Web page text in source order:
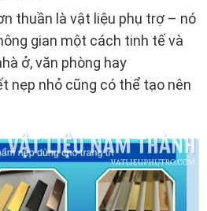
thuần là vật liệu phụ trợ – nó
gian một cách tinh tế và
ở, văn phòng hay
nẹp nhỏ cũng có thể tạo nên